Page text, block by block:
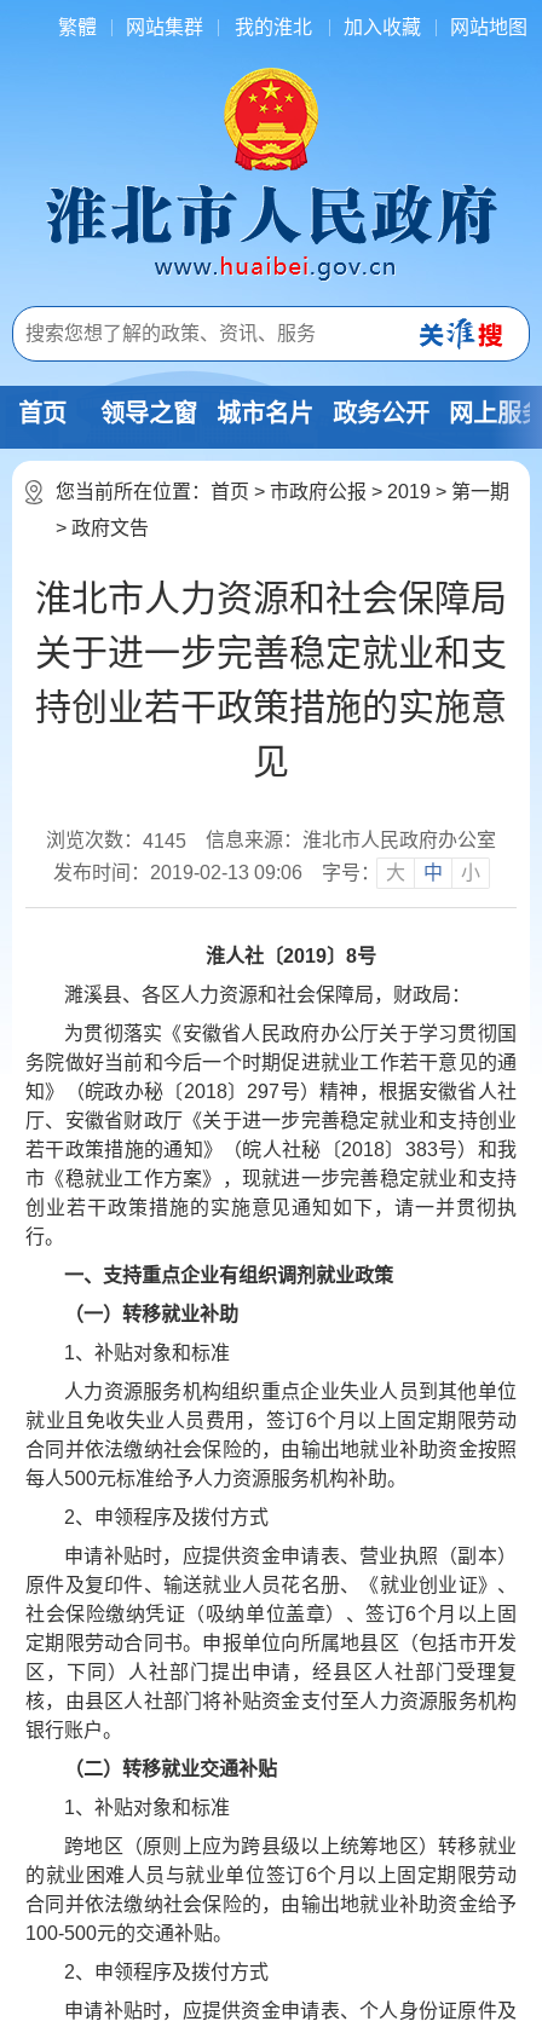
繁體 网站集群 我的淮北 加入收藏 网站地图
首页 领导之窗 城市名片 政务公开 网上服
您当前所在位置： 首页 > 市政府公报 > 2019 > 第一期
> 政府文告
淮北市人力资源和社会保障局
关于进一步完善稳定就业和支
持创业若干政策措施的实施意
见
浏览次数： 4145
信息来源：淮北市人民政府办公室
发布时间：2019-02-13 09:06
字号： 大 中 小
淮人社〔2019〕8号
濉溪县、各区人力资源和社会保障局，财政局：
为贯彻落实《安徽省人民政府办公厅关于学习贯彻国
务院做好当前和今后一个时期促进就业工作若干意见的通
知》（皖政办秘〔2018〕297号）精神，根据安徽省人社
厅、安徽省财政厅《关于进一步完善稳定就业和支持创业
若干政策措施的通知》（皖人社秘〔2018〕383号）和我
市《稳就业工作方案》，现就进一步完善稳定就业和支持
创业若干政策措施的实施意见通知如下，请一并贯彻执
行。
一、支持重点企业有组织调剂就业政策
（一）转移就业补助
1、补贴对象和标准
人力资源服务机构组织重点企业失业人员到其他单位
就业且免收失业人员费用，签订6个月以上固定期限劳动
合同并依法缴纳社会保险的，由输出地就业补助资金按照
每人500元标准给予人力资源服务机构补助。
2、申领程序及拨付方式
申请补贴时，应提供资金申请表、营业执照（副本）
原件及复印件、输送就业人员花名册、《就业创业证》、
社会保险缴纳凭证（吸纳单位盖章）、签订6个月以上固
定期限劳动合同书。申报单位向所属地县区（包括市开发
区，下同）人社部门提出申请，经县区人社部门受理复
核，由县区人社部门将补贴资金支付至人力资源服务机构
银行账户。
（二）转移就业交通补贴
1、补贴对象和标准
跨地区（原则上应为跨县级以上统筹地区）转移就业
的就业困难人员与就业单位签订6个月以上固定期限劳动
合同并依法缴纳社会保险的，由输出地就业补助资金给予
100-500元的交通补贴。
2、申领程序及拨付方式
申请补贴时，应提供资金申请表、个人身份证原件及